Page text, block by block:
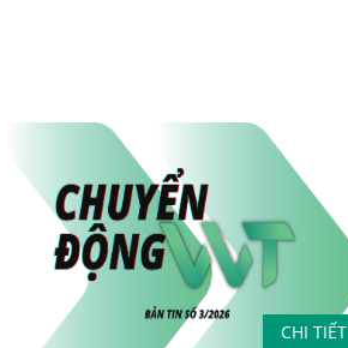
CHI TIẾT